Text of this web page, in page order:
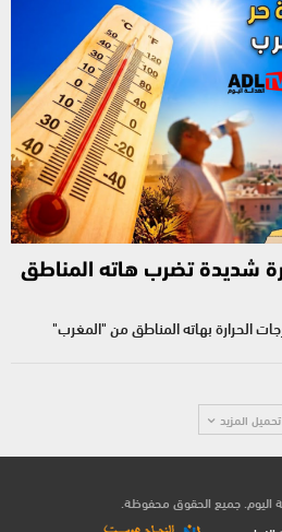
شديدة تضرب هاته المناطق
الحرارة بهاته المناطق من "المغرب"
تحميل المزيد